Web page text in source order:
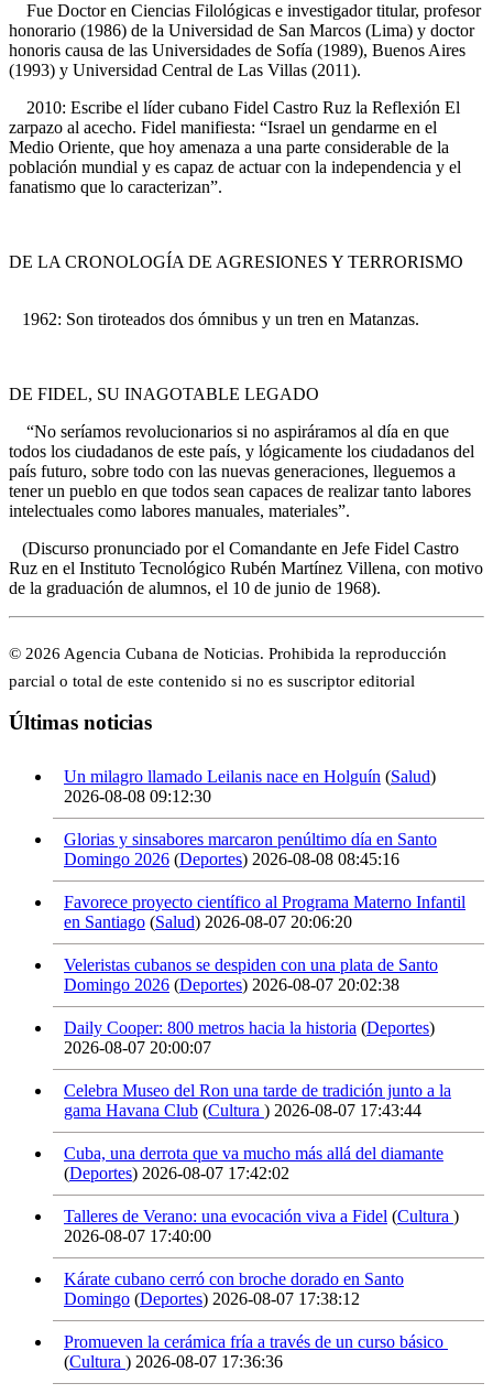
Fue Doctor en Ciencias Filológicas e investigador titular, profesor
honorario (1986) de la Universidad de San Marcos (Lima) y doctor
honoris causa de las Universidades de Sofía (1989), Buenos Aires
(1993) y Universidad Central de Las Villas (2011).
2010: Escribe el líder cubano Fidel Castro Ruz la Reflexión El
zarpazo al acecho. Fidel manifiesta: “Israel un gendarme en el
Medio Oriente, que hoy amenaza a una parte considerable de la
población mundial y es capaz de actuar con la independencia y el
fanatismo que lo caracterizan”.
DE LA CRONOLOGÍA DE AGRESIONES Y TERRORISMO
1962: Son tiroteados dos ómnibus y un tren en Matanzas.
DE FIDEL, SU INAGOTABLE LEGADO
“No seríamos revolucionarios si no aspiráramos al día en que
todos los ciudadanos de este país, y lógicamente los ciudadanos del
país futuro, sobre todo con las nuevas generaciones, lleguemos a
tener un pueblo en que todos sean capaces de realizar tanto labores
intelectuales como labores manuales, materiales”.
(Discurso pronunciado por el Comandante en Jefe Fidel Castro
Ruz en el Instituto Tecnológico Rubén Martínez Villena, con motivo
de la graduación de alumnos, el 10 de junio de 1968).
© 2026 Agencia Cubana de Noticias. Prohibida la reproducción
parcial o total de este contenido si no es suscriptor editorial
Últimas noticias
Un milagro llamado Leilanis nace en Holguín (Salud)
2026-08-08 09:12:30
Glorias y sinsabores marcaron penúltimo día en Santo
Domingo 2026 (Deportes) 2026-08-08 08:45:16
Favorece proyecto científico al Programa Materno Infantil
en Santiago (Salud) 2026-08-07 20:06:20
Veleristas cubanos se despiden con una plata de Santo
Domingo 2026 (Deportes) 2026-08-07 20:02:38
Daily Cooper: 800 metros hacia la historia (Deportes)
2026-08-07 20:00:07
Celebra Museo del Ron una tarde de tradición junto a la
gama Havana Club (Cultura ) 2026-08-07 17:43:44
Cuba, una derrota que va mucho más allá del diamante
(Deportes) 2026-08-07 17:42:02
Talleres de Verano: una evocación viva a Fidel (Cultura )
2026-08-07 17:40:00
Kárate cubano cerró con broche dorado en Santo
Domingo (Deportes) 2026-08-07 17:38:12
Promueven la cerámica fría a través de un curso básico
(Cultura ) 2026-08-07 17:36:36